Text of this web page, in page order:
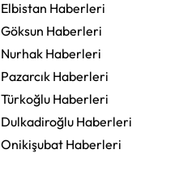
Elbistan Haberleri
Göksun Haberleri
Nurhak Haberleri
Pazarcık Haberleri
Türkoğlu Haberleri
Dulkadiroğlu Haberleri
Onikişubat Haberleri